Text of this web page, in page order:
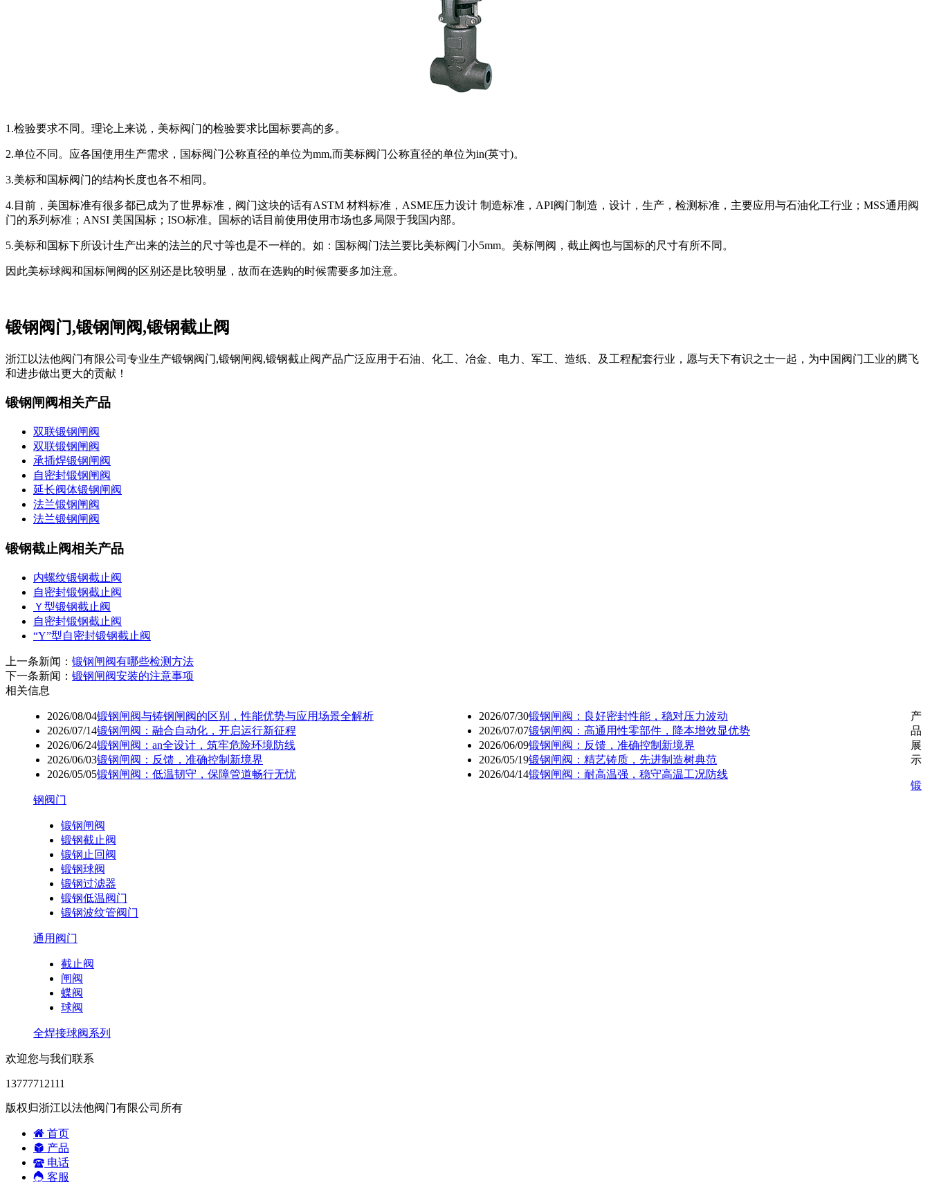
1.检验要求不同。理论上来说，美标阀门的检验要求比国标要高的多。
2.单位不同。应各国使用生产需求，国标阀门公称直径的单位为mm,而美标阀门公称直径的单位为in(英寸)。
3.美标和国标阀门的结构长度也各不相同。
4.目前，美国标准有很多都已成为了世界标准，阀门这块的话有ASTM 材料标准，ASME压力设计 制造标准，API阀门制造，设计，生产，检测标准，主要应用与石油化工行业；MSS通用阀
门的系列标准；ANSI 美国国标；ISO标准。国标的话目前使用使用市场也多局限于我国内部。
5.美标和国标下所设计生产出来的法兰的尺寸等也是不一样的。如：国标阀门法兰要比美标阀门小5mm。美标闸阀，截止阀也与国标的尺寸有所不同。
因此美标球阀和国标闸阀的区别还是比较明显，故而在选购的时候需要多加注意。
锻钢阀门,锻钢闸阀,锻钢截止阀
浙江以法他阀门有限公司专业生产锻钢阀门,锻钢闸阀,锻钢截止阀产品广泛应用于石油、化工、冶金、电力、军工、造纸、及工程配套行业，愿与天下有识之士一起，为中国阀门工业的腾飞
和进步做出更大的贡献！
锻钢闸阀相关产品
双联锻钢闸阀
双联锻钢闸阀
承插焊锻钢闸阀
自密封锻钢闸阀
延长阀体锻钢闸阀
法兰锻钢闸阀
法兰锻钢闸阀
锻钢截止阀相关产品
内螺纹锻钢截止阀
自密封锻钢截止阀
Ｙ型锻钢截止阀
自密封锻钢截止阀
“Y”型自密封锻钢截止阀
上一条新闻： 锻钢闸阀有哪些检测方法
下一条新闻： 锻钢闸阀安装的注意事项
相关信息
2026/08/04锻钢闸阀与铸钢闸阀的区别，性能优势与应用场景全解析 2026/07/30锻钢闸阀：良好密封性能，稳对压力波动
2026/07/14锻钢闸阀：融合自动化，开启运行新征程 2026/07/07锻钢闸阀：高通用性零部件，降本增效显优势
2026/06/24锻钢闸阀：an全设计，筑牢危险环境防线 2026/06/09锻钢闸阀：反馈，准确控制新境界
2026/06/03锻钢闸阀：反馈，准确控制新境界 2026/05/19锻钢闸阀：精艺铸质，先进制造树典范
2026/05/05锻钢闸阀：低温韧守，保障管道畅行无忧 2026/04/14锻钢闸阀：耐高温强，稳守高温工况防线
产
品
展
示
锻
钢阀门
锻钢闸阀
锻钢截止阀
锻钢止回阀
锻钢球阀
锻钢过滤器
锻钢低温阀门
锻钢波纹管阀门
通用阀门
截止阀
闸阀
蝶阀
球阀
全焊接球阀系列
欢迎您与我们联系
13777712111
版权归浙江以法他阀门有限公司所有
首页
产品
电话
客服